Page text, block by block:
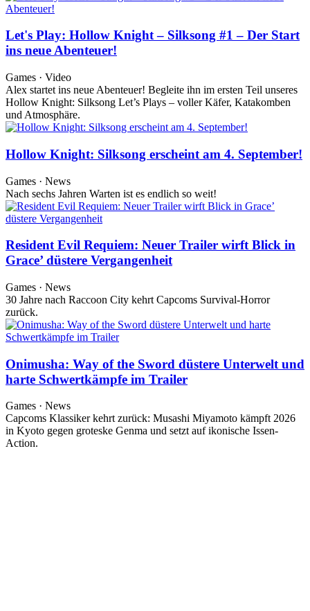
Let's Play: Hollow Knight – Silksong #1 – Der Start
ins neue Abenteuer!
Games · Video
Alex startet ins neue Abenteuer! Begleite ihn im ersten Teil unseres
Hollow Knight: Silksong Let’s Plays – voller Käfer, Katakomben
und Atmosphäre.
Hollow Knight: Silksong erscheint am 4. September!
Games · News
Nach sechs Jahren Warten ist es endlich so weit!
Resident Evil Requiem: Neuer Trailer wirft Blick in
Grace’ düstere Vergangenheit
Games · News
30 Jahre nach Raccoon City kehrt Capcoms Survival-Horror
zurück.
Onimusha: Way of the Sword düstere Unterwelt und
harte Schwertkämpfe im Trailer
Games · News
Capcoms Klassiker kehrt zurück: Musashi Miyamoto kämpft 2026
in Kyoto gegen groteske Genma und setzt auf ikonische Issen-
Action.